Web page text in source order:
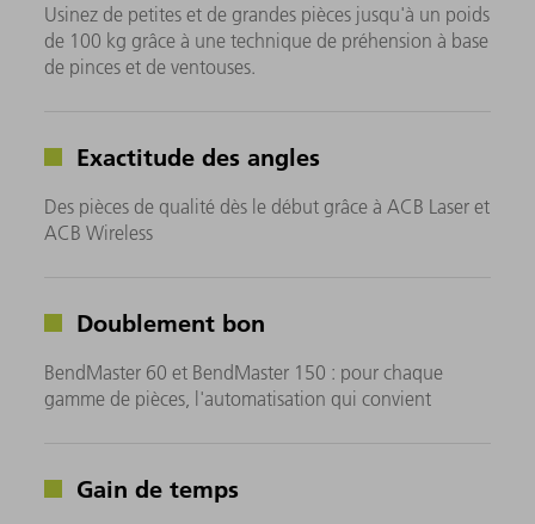
Usinez de petites et de grandes pièces jusqu'à un poids
de 100 kg grâce à une technique de préhension à base
de pinces et de ventouses.
Exactitude des angles
Des pièces de qualité dès le début grâce à ACB Laser et
ACB Wireless
Doublement bon
BendMaster 60 et BendMaster 150 : pour chaque
gamme de pièces, l'automatisation qui convient
Gain de temps